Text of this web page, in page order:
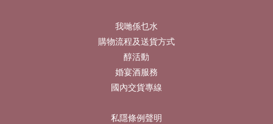
我哋係乜水
購物流程及送貨方式
醇活動
婚宴酒服務
國內交貨專線
私隱條例聲明